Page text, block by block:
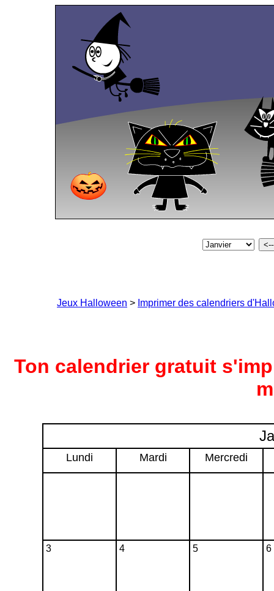
Jeux Halloween > Imprimer des calendriers
Ton calendrier gratuit
Lundi Mardi Mercredi
3 4 5 6